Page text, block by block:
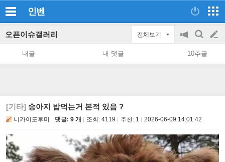
인벤
오픈이슈갤러리 전체보기
공
지
on/off
검
색
글
쓰
내글 내 댓글 10추글
[기타] 송아지 밥먹는거 본적 있음 ?
니카이도후미 댓글: 9 개 조회: 4119 추천: 1 2026-06-09 14:01:42